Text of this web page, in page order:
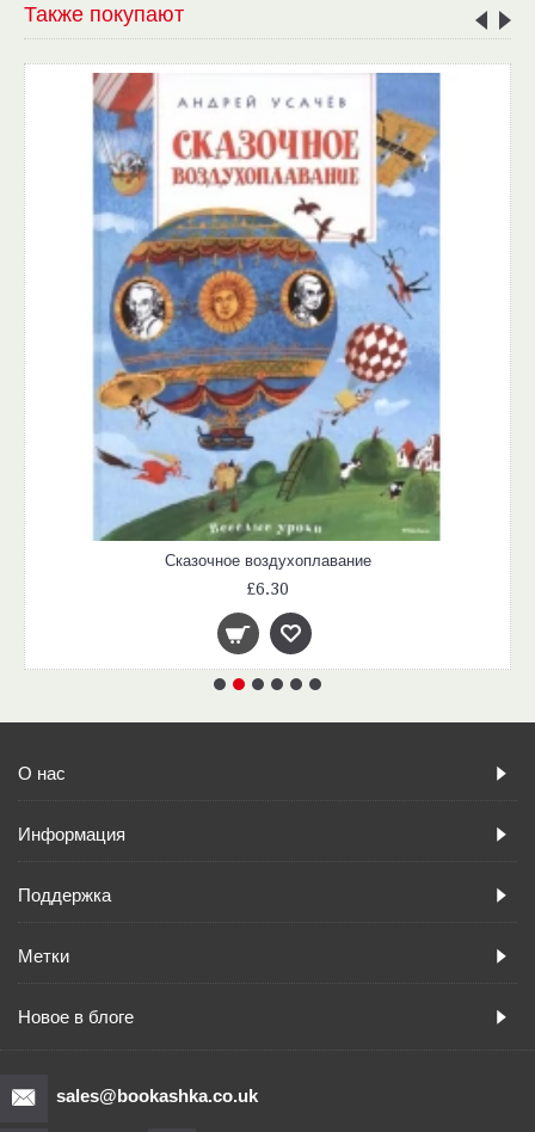
Также покупают
Сказочное воздухоплавание
£6.30
О нас
Информация
Поддержка
Метки
Новое в блоге
sales@bookashka.co.uk